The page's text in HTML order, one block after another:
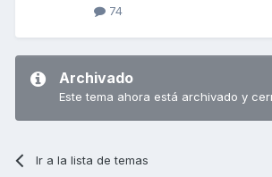
74
Archivado
Este tema ahora está archivado y
Ir a la lista de temas